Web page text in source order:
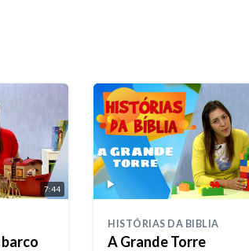
7:44
HISTÓRIAS DA BIBLIA
A Grande Torre